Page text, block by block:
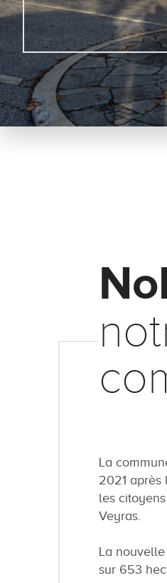
La
2021 après
les
Veyras.
La
sur 653